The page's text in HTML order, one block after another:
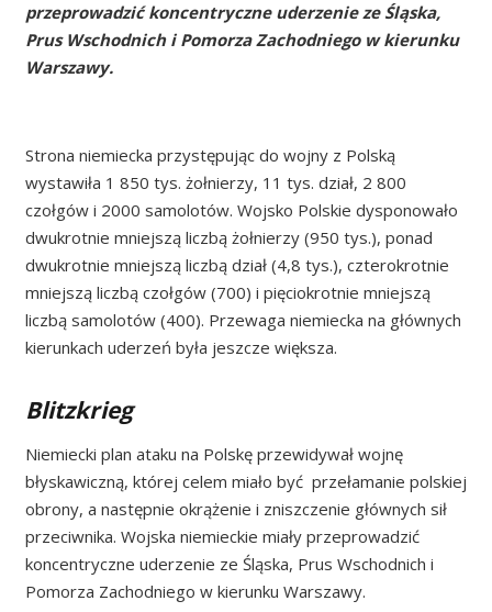
przeprowadzić koncentryczne uderzenie ze Śląska,
Prus Wschodnich i Pomorza Zachodniego w kierunku
Warszawy.
Strona niemiecka przystępując do wojny z Polską
wystawiła 1 850 tys. żołnierzy, 11 tys. dział, 2 800
czołgów i 2000 samolotów. Wojsko Polskie dysponowało
dwukrotnie mniejszą liczbą żołnierzy (950 tys.), ponad
dwukrotnie mniejszą liczbą dział (4,8 tys.), czterokrotnie
mniejszą liczbą czołgów (700) i pięciokrotnie mniejszą
liczbą samolotów (400). Przewaga niemiecka na głównych
kierunkach uderzeń była jeszcze większa.
Blitzkrieg
Niemiecki plan ataku na Polskę przewidywał wojnę
błyskawiczną, której celem miało być przełamanie polskiej
obrony, a następnie okrążenie i zniszczenie głównych sił
przeciwnika. Wojska niemieckie miały przeprowadzić
koncentryczne uderzenie ze Śląska, Prus Wschodnich i
Pomorza Zachodniego w kierunku Warszawy.